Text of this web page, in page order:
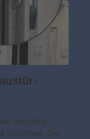
Beschlag
Sicherheit. Die